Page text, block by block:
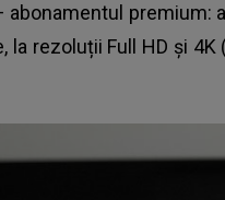
abonamentul premium:
rezoluții Full HD și 4K